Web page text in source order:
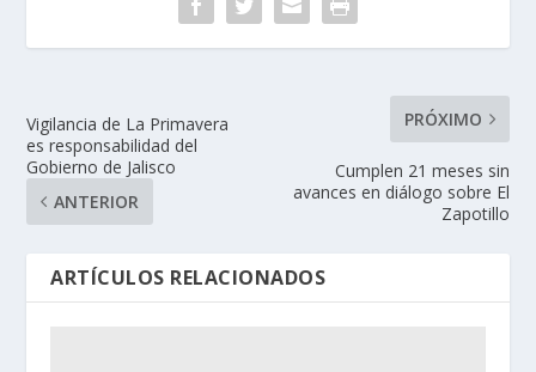
Vigilancia de La Primavera
es responsabilidad del
Gobierno de Jalisco
ANTERIOR
PRÓXIMO
Cumplen 21 meses sin
avances en diálogo sobre El
Zapotillo
ARTÍCULOS RELACIONADOS